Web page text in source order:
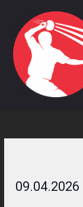
content
09.04.2026